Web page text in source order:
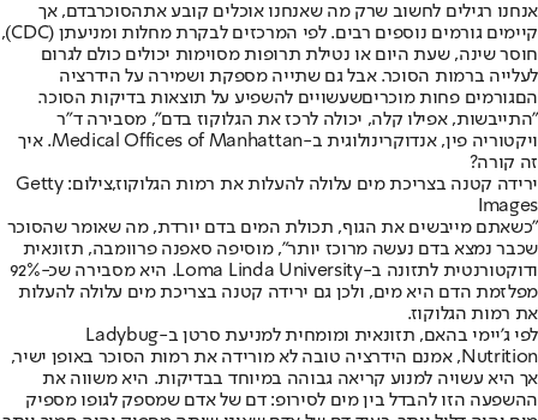
אנחנו רגילים לחשוב שרק מה שאנחנו אוכלים קובע אתהסוכרבדם, אך
קיימים גורמים נוספים רבים. לפי המרכזים לבקרת מחלות ומניעתן (CDC),
חוסר שינה, שעת היום או נטילת תרופות מסוימות יכולים כולם לגרום
לעלייה ברמות הסוכר. אבל גם שתייה מספקת ושמירה על הידרציה
הםגורמים פחות מוכריםשעשויים להשפיע על תוצאות בדיקות הסוכר.
"התייבשות, אפילו קלה, יכולה לרכז את הגלוקוז בדם", מסבירה ד"ר
ויקטוריה פין, אנדוקרינולוגית ב-Medical Offices of Manhattan. איך
זה קורה?
ירידה קטנה בצריכת מים עלולה להעלות את רמות הגלוקוז,צילום: Getty
Images
"כשאתם מייבשים את הגוף, תכולת המים בדם יורדת, מה שאומר שהסוכר
שכבר נמצא בדם נעשה מרוכז יותר", מוסיפה סאפנה פרוומבה, תזונאית
ודוקטורנטית לתזונה ב-Loma Linda University. היא מסבירה שכ-92%
מפלזמת הדם היא מים, ולכן גם ירידה קטנה בצריכת מים עלולה להעלות
את רמות הגלוקוז.
לפי ג'יימי בהאם, תזונאית ומומחית למניעת סרטן ב-Ladybug
Nutrition, אמנם הידרציה טובה לא מורידה את רמות הסוכר באופן ישיר,
אך היא עשויה למנוע קריאה גבוהה במיוחד בבדיקות. היא משווה את
ההשפעה הזו להבדל בין מים לסירופ: דם של אדם שמספק לגופו מספיק